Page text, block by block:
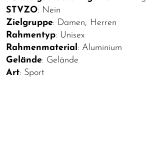
STVZO: Nein
Zielgruppe: Damen, Herren
Rahmentyp: Unisex
Rahmenmaterial: Aluminium
Gelände: Gelände
Art: Sport